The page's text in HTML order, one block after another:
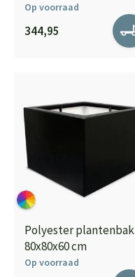
Op voorraad
344,95
Polyester plantenbak
80x80x60 cm
Op voorraad